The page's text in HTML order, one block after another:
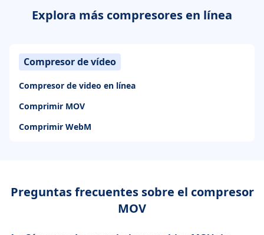
Explora más compresores en línea
Compresor de vídeo
Compresor de video en línea
Comprimir MOV
Comprimir WebM
Preguntas frecuentes sobre el compresor
MOV